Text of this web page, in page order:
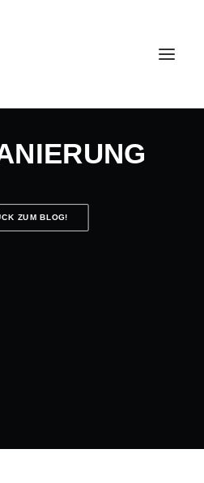
ZUM BLOG!